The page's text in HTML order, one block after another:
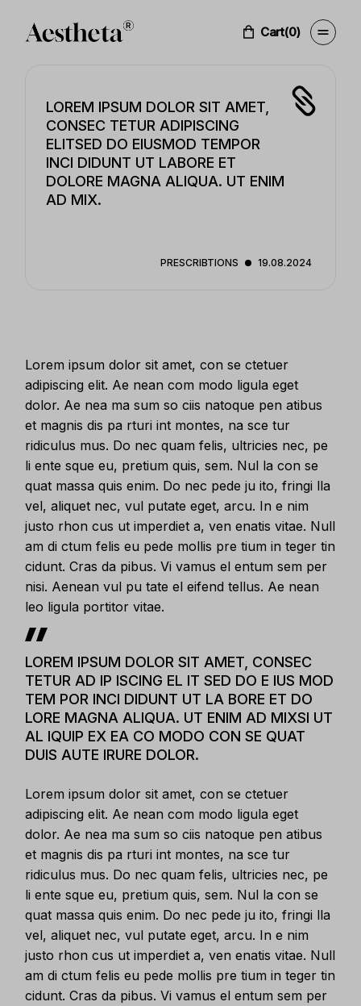
Cart(0)
LOREM IPSUM DOLOR SIT AMET,
CONSEC TETUR ADIPISCING
ELITSED DO EIUSMOD TEMPOR
INCI DIDUNT UT LABORE ET
DOLORE MAGNA ALIQUA. UT ENIM
AD MIX.
PRESCRIBTIONS 19.08.2024
Lorem ipsum dolor sit amet, con se ctetuer
adipiscing elit. Ae nean com modo ligula eget
dolor. Ae nea ma sum so ciis natoque pen atibus
et magnis dis pa rturi int montes, na sce tur
ridiculus mus. Do nec quam felis, ultricies nec, pe
li ente sque eu, pretium quis, sem. Nul la con se
quat massa quis enim. Do nec pede ju ito, fringi lla
vel, aliquet nec, vul putate eget, arcu. In e nim
justo rhon cus ut imperdiet a, ven enatis vitae. Null
am di ctum felis eu pede mollis pre tium in teger tin
cidunt. Cras da pibus. Vi vamus el entum sem per
nisi. Aenean vul pu tate el eifend tellus. Ae nean
leo ligula portitor vitae.
LOREM IPSUM DOLOR SIT AMET, CONSEC
TETUR AD IP ISCING EL IT SED DO E IUS MOD
TEM POR INCI DIDUNT UT LA BORE ET DO
LORE MAGNA ALIQUA. UT ENIM AD MIXSI UT
AL IQUIP EX EA CO MODO CON SE QUAT
DUIS AUTE IRURE DOLOR.
Lorem ipsum dolor sit amet, con se ctetuer
adipiscing elit. Ae nean com modo ligula eget
dolor. Ae nea ma sum so ciis natoque pen atibus
et magnis dis pa rturi int montes, na sce tur
ridiculus mus. Do nec quam felis, ultricies nec, pe
li ente sque eu, pretium quis, sem. Nul la con se
quat massa quis enim. Do nec pede ju ito, fringi lla
vel, aliquet nec, vul putate eget, arcu. In e nim
justo rhon cus ut imperdiet a, ven enatis vitae. Null
am di ctum felis eu pede mollis pre tium in teger tin
cidunt. Cras da pibus. Vi vamus el entum sem per